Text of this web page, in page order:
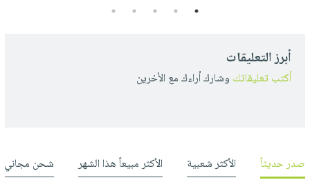
1
2
3
4
5
أبرز التعليقات
أكتب تعليقاتك وشارك أراءك مع الأخرين
صدر حديثاً الأكثر شعبية الأكثر مبيعاً هذا الشهر شحن مجاني